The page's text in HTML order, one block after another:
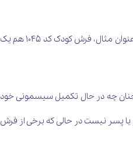
با طرح تام و جری است. البته ملک شاه فرش های متعددی از این کارتون دارد. به عنوان مثال، فرش کودک کد 1045 هم یک
هستند. چنان چه در حال تکمیل سیسمونی خود
پسر نیست در حالی که برخی از فرش